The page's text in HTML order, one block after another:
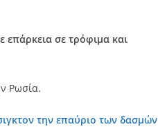
επάρκεια σε τρόφιμα και
Ρωσία.
την επαύριο των δασμών